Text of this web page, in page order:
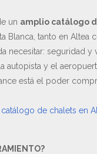
un amplio catálogo
Blanca, tanto en
necesitar: seguridad
autopista y el
está el poder
de chalets en